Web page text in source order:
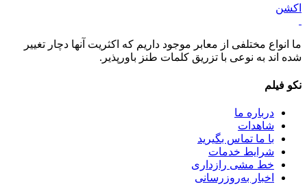
اکشن
ما انواع مختلفی از معابر موجود داریم که اکثریت آنها دچار تغییر
شده اند به نوعی با تزریق کلمات طنز باورپذیر.
نکو فیلم
درباره ما
شاهدات
با ما تماس بگیرید
شرایط خدمات
خط مشی رازداری
اخبار به‌روزرسانی